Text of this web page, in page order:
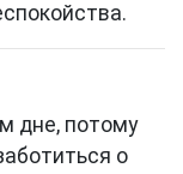
дне, потому
о